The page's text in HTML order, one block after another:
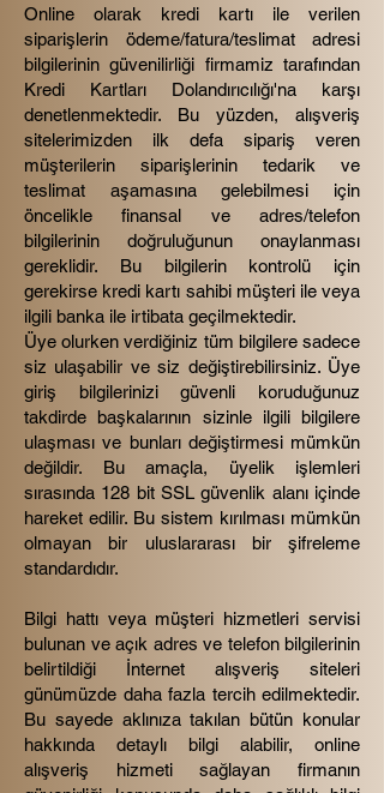
Online olarak kredi kartı ile verilen
siparişlerin ödeme/fatura/teslimat adresi
bilgilerinin güvenilirliği firmamiz tarafından
Kredi Kartları Dolandırıcılığı'na karşı
denetlenmektedir. Bu yüzden, alışveriş
sitelerimizden ilk defa sipariş veren
müşterilerin siparişlerinin tedarik ve
teslimat aşamasına gelebilmesi için
öncelikle finansal ve adres/telefon
bilgilerinin doğruluğunun onaylanması
gereklidir. Bu bilgilerin kontrolü için
gerekirse kredi kartı sahibi müşteri ile veya
ilgili banka ile irtibata geçilmektedir.
Üye olurken verdiğiniz tüm bilgilere sadece
siz ulaşabilir ve siz değiştirebilirsiniz. Üye
giriş bilgilerinizi güvenli koruduğunuz
takdirde başkalarının sizinle ilgili bilgilere
ulaşması ve bunları değiştirmesi mümkün
değildir. Bu amaçla, üyelik işlemleri
sırasında 128 bit SSL güvenlik alanı içinde
hareket edilir. Bu sistem kırılması mümkün
olmayan bir uluslararası bir şifreleme
standardıdır.
Bilgi hattı veya müşteri hizmetleri servisi
bulunan ve açık adres ve telefon bilgilerinin
belirtildiği İnternet alışveriş siteleri
günümüzde daha fazla tercih edilmektedir.
Bu sayede aklınıza takılan bütün konular
hakkında detaylı bilgi alabilir, online
alışveriş hizmeti sağlayan firmanın